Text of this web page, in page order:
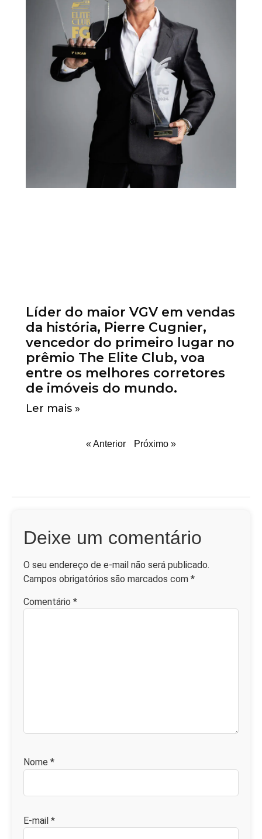
Líder do maior VGV em vendas
da história, Pierre Cugnier,
vencedor do primeiro lugar no
prêmio The Elite Club, voa
entre os melhores corretores
de imóveis do mundo.
Ler mais »
« Anterior Próximo »
Deixe um comentário
O seu endereço de e-mail não será publicado.
Campos obrigatórios são marcados com *
Comentário *
Nome *
E-mail *